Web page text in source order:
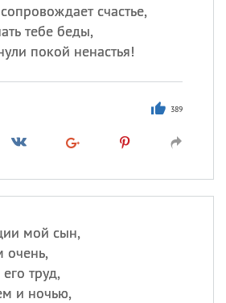
счастье,
тебе беды,
покой ненастья!
389
мой сын,
очень,
труд,
и ночью,